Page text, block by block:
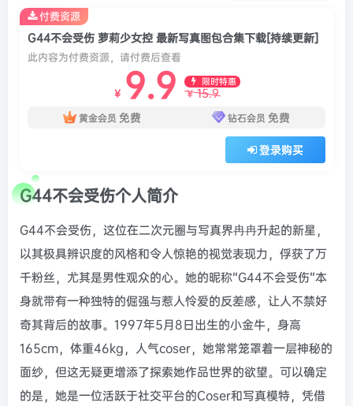
G44不会受伤 萝莉少女控 最新写真图包合集下载[持续更新]
此内容为付费资源，请付费后查看
￥ 9.9 限时特惠
￥15.9
黄金会员 免费 钻石会员 免费
登录购买
付费资源
G44不会受伤个人简介
G44不会受伤，这位在二次元圈与写真界冉冉升起的新星，
以其极具辨识度的风格和令人惊艳的视觉表现力，俘获了万
千粉丝，尤其是男性观众的心。她的昵称“G44不会受伤”本
身就带有一种独特的倔强与惹人怜爱的反差感，让人不禁好
奇其背后的故事。1997年5月8日出生的小金牛，身高
165cm，体重46kg，人气coser，她常常笼罩着一层神秘的
面纱，但这无疑更增添了探索她作品世界的欲望。可以确定
的是，她是一位活跃于社交平台的Coser和写真模特，凭借